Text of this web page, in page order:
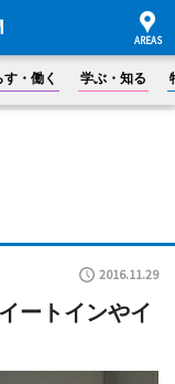
す・働く 学ぶ・知る
2016.11.29
ートインやイ